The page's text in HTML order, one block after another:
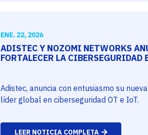
ENE. 22, 2026
ADISTEC Y NOZOMI NETWORKS
FORTALECER LA
Adistec, anuncia con entusiasmo su
líder global en ciberseguridad OT e IoT.
LEER NOTICIA COMPLETA